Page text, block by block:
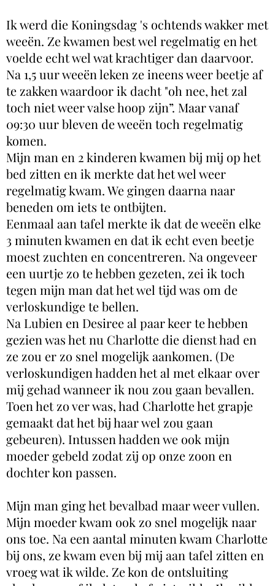
Ik werd die Koningsdag 's ochtends wakker met
weeën. Ze kwamen best wel regelmatig en het
voelde echt wel wat krachtiger dan daarvoor.
Na 1,5 uur weeën leken ze ineens weer beetje af
te zakken waardoor ik dacht "oh nee, het zal
toch niet weer valse hoop zijn”. Maar vanaf
09:30 uur bleven de weeën toch regelmatig
komen.
Mijn man en 2 kinderen kwamen bij mij op het
bed zitten en ik merkte dat het wel weer
regelmatig kwam. We gingen daarna naar
beneden om iets te ontbijten.
Eenmaal aan tafel merkte ik dat de weeën elke
3 minuten kwamen en dat ik echt even beetje
moest zuchten en concentreren. Na ongeveer
een uurtje zo te hebben gezeten, zei ik toch
tegen mijn man dat het wel tijd was om de
verloskundige te bellen.
Na Lubien en Desiree al paar keer te hebben
gezien was het nu Charlotte die dienst had en
ze zou er zo snel mogelijk aankomen. (De
verloskundigen hadden het al met elkaar over
mij gehad wanneer ik nou zou gaan bevallen.
Toen het zo ver was, had Charlotte het grapje
gemaakt dat het bij haar wel zou gaan
gebeuren). Intussen hadden we ook mijn
moeder gebeld zodat zij op onze zoon en
dochter kon passen.
Mijn man ging het bevalbad maar weer vullen.
Mijn moeder kwam ook zo snel mogelijk naar
ons toe. Na een aantal minuten kwam Charlotte
bij ons, ze kwam even bij mij aan tafel zitten en
vroeg wat ik wilde. Ze kon de ontsluiting